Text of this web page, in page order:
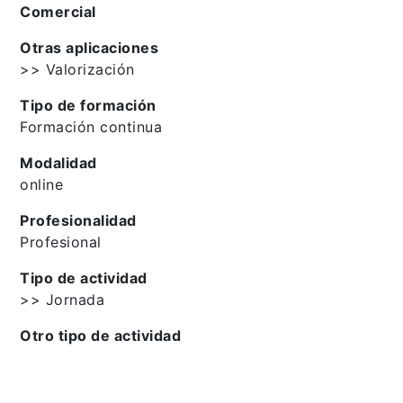
Comercial
Otras aplicaciones
>> Valorización
Tipo de formación
Formación continua
Modalidad
online
Profesionalidad
Profesional
Tipo de actividad
>> Jornada
Otro tipo de actividad